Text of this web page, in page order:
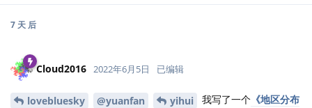
7 天 后
Cloud2016 2022年6月5日 已编辑
lovebluesky @yuanfan yihui 我写了一个 《地区分布